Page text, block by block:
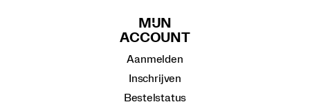
MIJN
ACCOUNT
Aanmelden
Inschrijven
Bestelstatus